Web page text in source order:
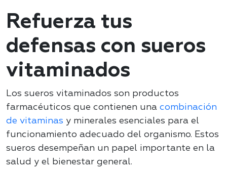
Refuerza tus
defensas con sueros
vitaminados
Los sueros vitaminados son productos
farmacéuticos que contienen una combinación
de vitaminas y minerales esenciales para el
funcionamiento adecuado del organismo. Estos
sueros desempeñan un papel importante en la
salud y el bienestar general.